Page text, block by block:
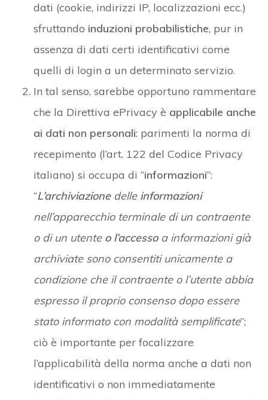
dati (cookie, indirizzi IP, localizzazioni ecc.)
sfruttando induzioni probabilistiche, pur in
assenza di dati certi identificativi come
quelli di login a un determinato servizio.
In tal senso, sarebbe opportuno rammentare
che la Direttiva ePrivacy è applicabile anche
ai dati non personali: parimenti la norma di
recepimento (l’art. 122 del Codice Privacy
italiano) si occupa di “informazioni”:
“L’archiviazionedelle informazioni
nell’apparecchio terminale di un contraente
o di un utente o l’accessoa informazioni già
archiviate sono consentiti unicamente a
condizione che il contraente o l’utente abbia
espresso il proprio consenso dopo essere
stato informato con modalità semplificate”;
ciò è importante per focalizzare
l’applicabilità della norma anche a dati non
identificativi o non immediatamente